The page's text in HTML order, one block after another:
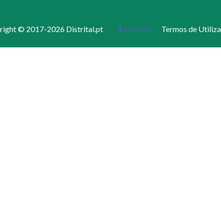
© 2017-2026 Distrital.pt acebook Termos de